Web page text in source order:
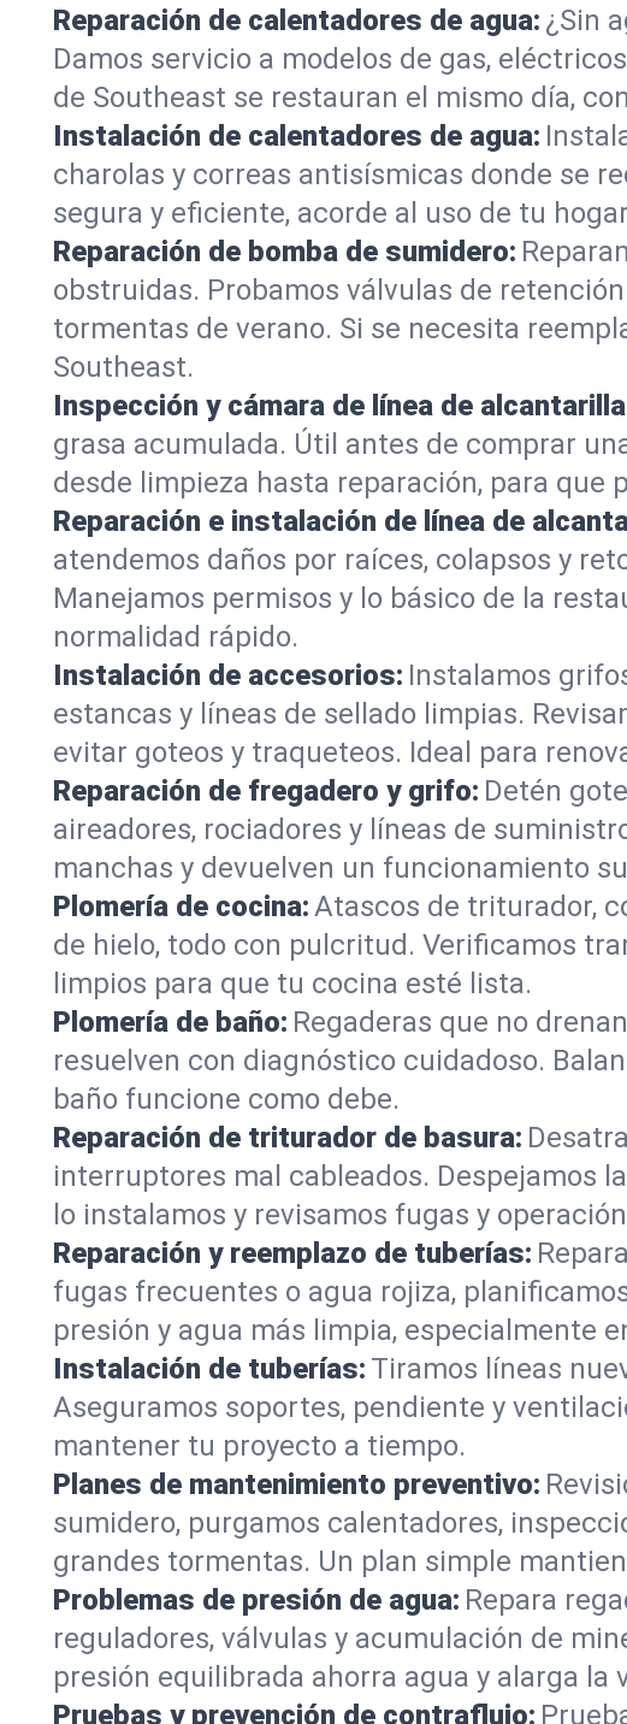
Reparación de calentadores de agua: ¿Sin
Damos servicio a modelos de gas,
de Southeast se restauran el mismo día,
Instalación de calentadores de agua:
charolas y correas antisísmicas donde se
segura y eficiente, acorde al uso de tu
Reparación de bomba de sumidero:
obstruidas. Probamos válvulas de
tormentas de verano. Si se necesita
Southeast.
Inspección y cámara de línea de
grasa acumulada. Útil antes de comprar
desde limpieza hasta reparación, para que
Reparación e instalación de línea de
atendemos daños por raíces, colapsos y
Manejamos permisos y lo básico de la
normalidad rápido.
Instalación de accesorios: Instalamos
estancas y líneas de sellado limpias.
evitar goteos y traqueteos. Ideal para
Reparación de fregadero y grifo: Detén
aireadores, rociadores y líneas de
manchas y devuelven un funcionamiento
Plomería de cocina:Atascos de triturador,
de hielo, todo con pulcritud. Verificamos
limpios para que tu cocina esté lista.
Plomería de baño: Regaderas que no
resuelven con diagnóstico cuidadoso.
baño funcione como debe.
Reparación de triturador de basura:
interruptores mal cableados. Despejamos
lo instalamos y revisamos fugas y
Reparación y reemplazo de tuberías:
fugas frecuentes o agua rojiza,
presión y agua más limpia, especialmente
Instalación de tuberías: Tiramos líneas
Aseguramos soportes, pendiente y
mantener tu proyecto a tiempo.
Planes de mantenimiento preventivo:
sumidero, purgamos calentadores,
grandes tormentas. Un plan simple
Problemas de presión de agua: Repara
reguladores, válvulas y acumulación de
presión equilibrada ahorra agua y alarga la
Pruebas y prevención de contraflujo: